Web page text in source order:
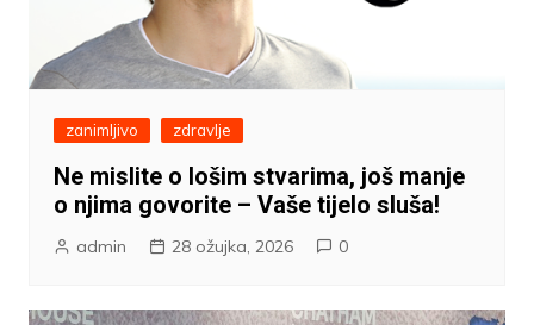
zanimljivo zdravlje
Ne mislite o lošim stvarima, još manje
o njima govorite – Vaše tijelo sluša!
admin 28 ožujka, 2026 0